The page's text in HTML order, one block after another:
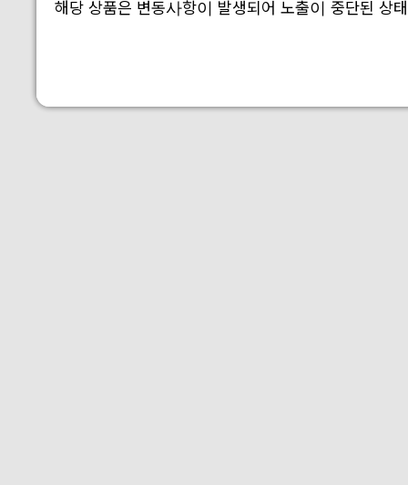
해당 상품은 변동사항이 발생되어 노출이 중단된 상